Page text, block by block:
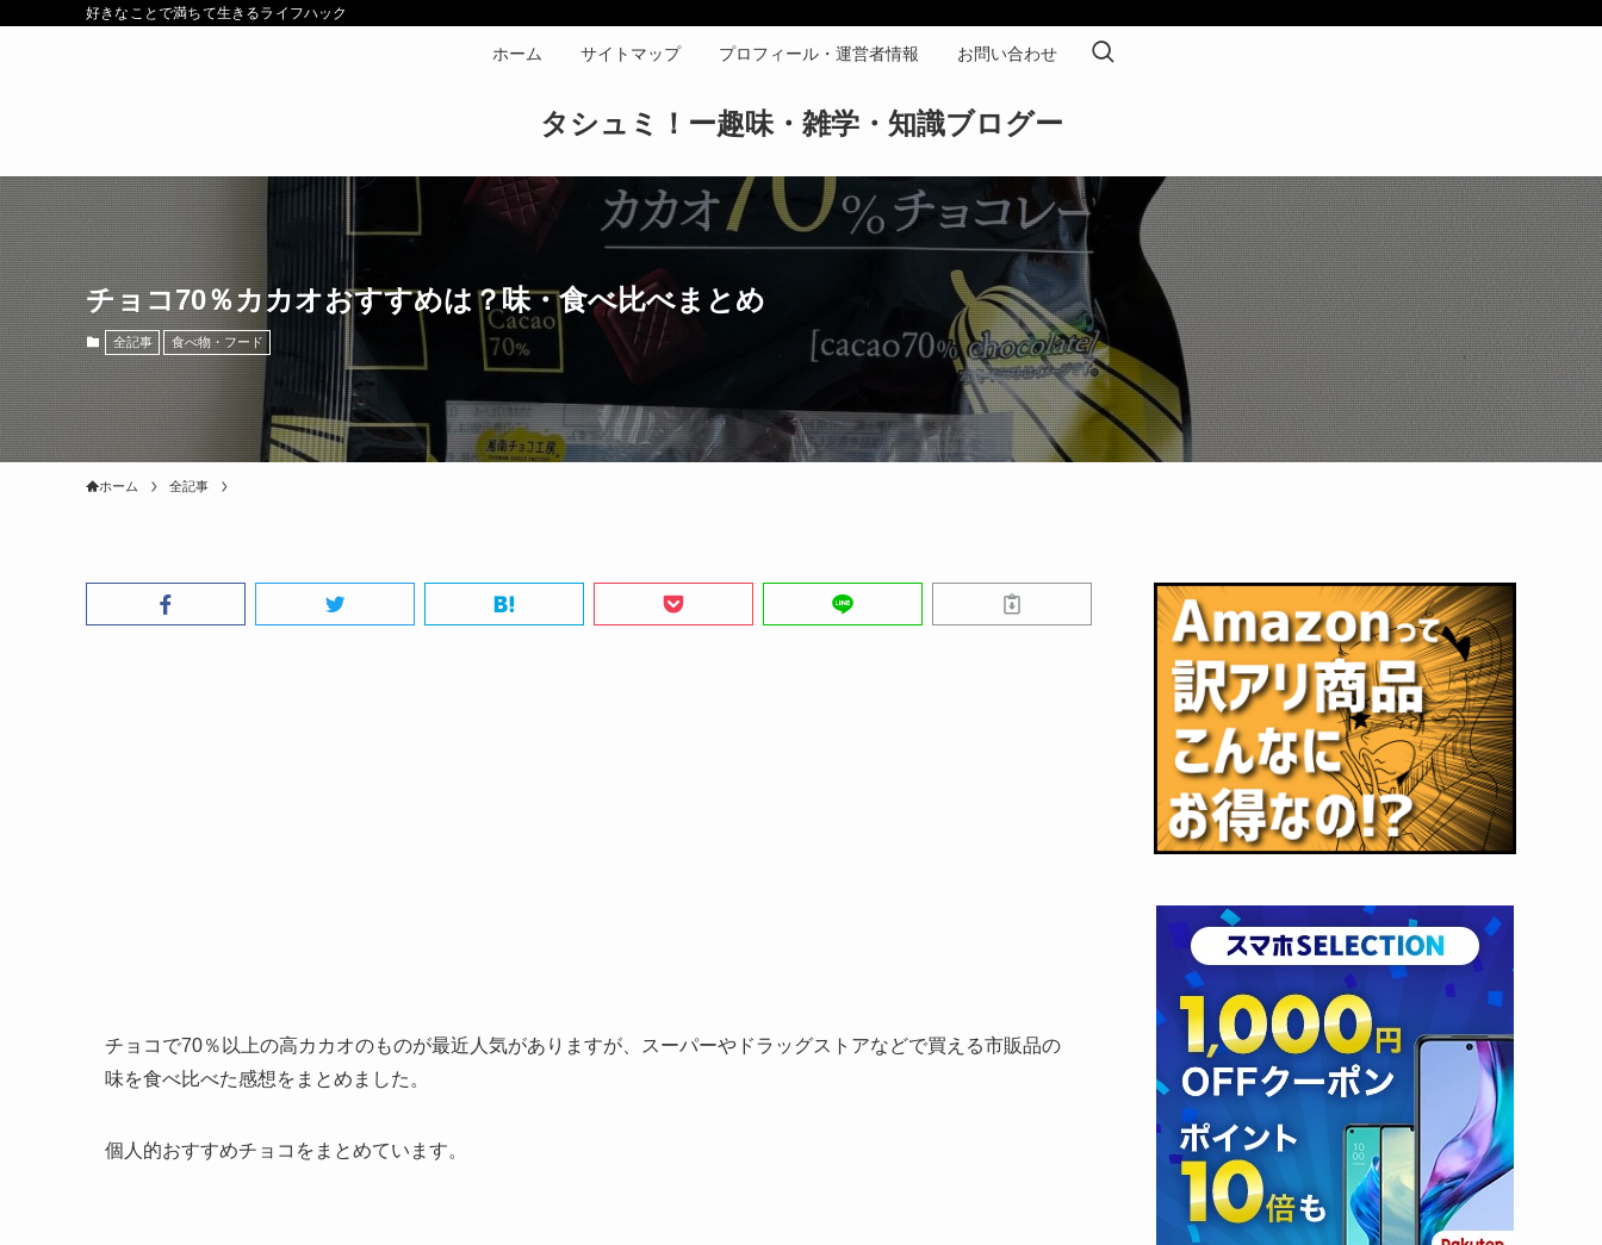
好きなことで満ちて生きるライフハック
タシュミ！ー趣味・雑学・知識ブログー
ホーム サイトマップ プロフィール・運営者情報 お問い合わせ
チョコ70％カカオおすすめは？味・食べ比べまとめ
全記事 食べ物・フード
ホーム 全記事
チョコで70％以上の高カカオのものが最近人気がありますが、スーパーやドラッグストアなどで買える市販品の
味を食べ比べた感想をまとめました。
個人的おすすめチョコをまとめています。